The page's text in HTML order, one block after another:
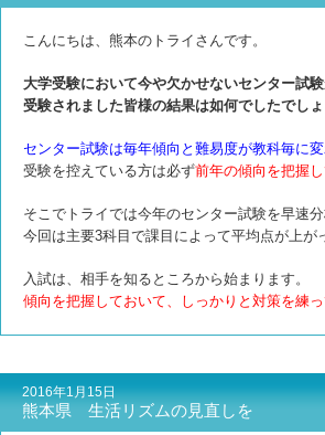
こんにちは、熊本のトライさんです。
大学受験において今や欠かせないセンター試験
受験されました皆様の結果は如何でしたでしょ
センター試験は毎年傾向と難易度が教科毎に
受験を控えている方は必ず前年の傾向を把握
そこでトライでは今年のセンター試験を早速分
今回は主要3科目で課目によって平均点が上
入試は、相手を知るところから始まります。
傾向を把握しておいて、しっかりと対策を練っ
2016年1月15日
熊本県 生活リズムの見直しを